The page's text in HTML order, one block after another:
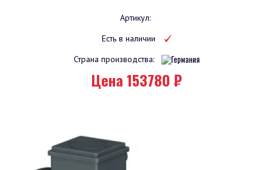
Артикул:
Есть в наличии
Страна производства:
Цена 153780 ₽